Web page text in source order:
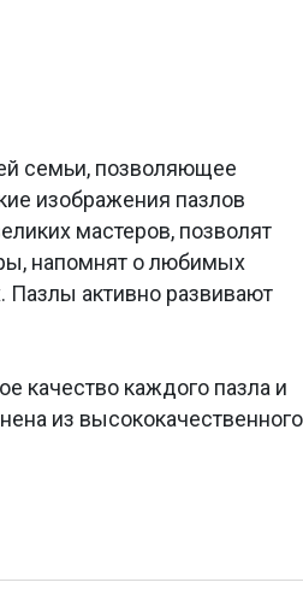
семьи, позволяющее
изображения пазлов
мастеров, позволят
напомнят о любимых
Пазлы активно развивают
качество каждого пазла и
из высококачественного